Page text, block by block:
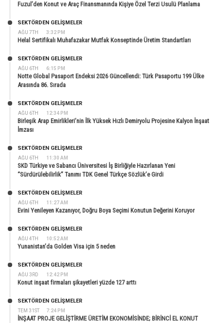
Fuzul’den Konut ve Araç Finansmanında Kişiye Özel Terzi Usulü Planlama
AĞU 7TH 3:32 PM
SEKTÖRDEN GELIŞMELER
Helal Sertifikalı Muhafazakar Mutfak Konseptinde Üretim Standartları
AĞU 6TH 6:15 PM
SEKTÖRDEN GELIŞMELER
Notte Global Pasaport Endeksi 2026 Güncellendi: Türk Pasaportu 199 Ülke
Arasında 86. Sırada
AĞU 6TH 12:34 PM
SEKTÖRDEN GELIŞMELER
Birleşik Arap Emirlikleri’nin İlk Yüksek Hızlı Demiryolu Projesine Kalyon İnşaat
İmzası
AĞU 6TH 11:30 AM
SEKTÖRDEN GELIŞMELER
SKD Türkiye ve Sabancı Üniversitesi İş Birliğiyle Hazırlanan Yeni
“Sürdürülebilirlik” Tanımı TDK Genel Türkçe Sözlük’e Girdi
AĞU 6TH 11:27 AM
SEKTÖRDEN GELIŞMELER
Evini Yenileyen Kazanıyor, Doğru Boya Seçimi Konutun Değerini Koruyor
AĞU 4TH 10:52 AM
SEKTÖRDEN GELIŞMELER
Yunanistan’da Golden Visa için 5 neden
AĞU 3RD 12:42 PM
SEKTÖRDEN GELIŞMELER
Konut inşaat firmaları şikayetleri yüzde 127 arttı
TEM 31ST 7:24 PM
SEKTÖRDEN GELIŞMELER
İNŞAAT PROJE GELİŞTİRME ÜRETİM EKONOMİSİNDE; BİRİNCİ EL KONUT